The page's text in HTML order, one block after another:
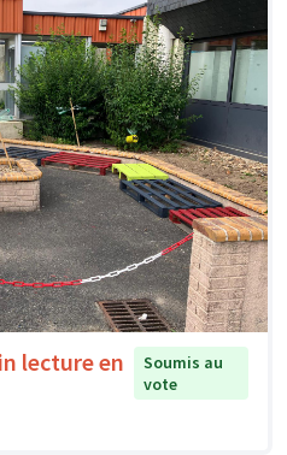
lecture en
Soumis au
vote